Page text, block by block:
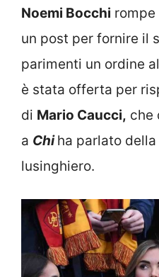
Noemi Bocchi
un post per fornire il
parimenti un ordine
è stata offerta per
di Mario Caucci, che
a Chi ha parlato
lusinghiero.